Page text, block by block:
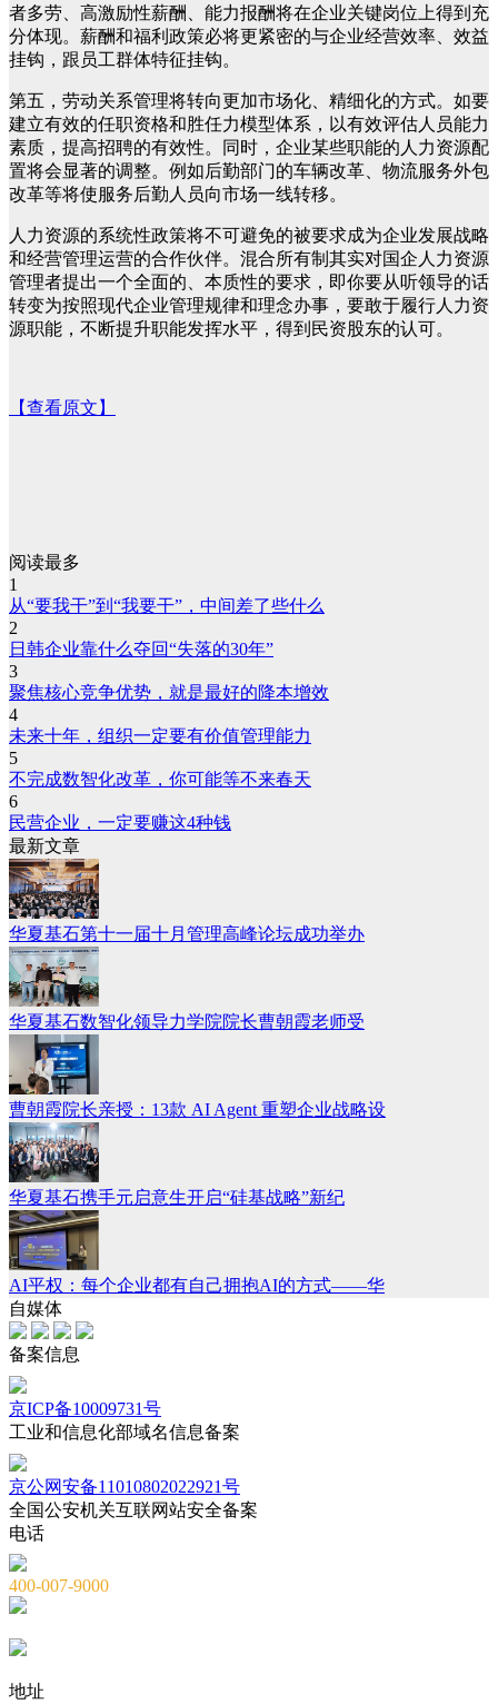
者多劳、高激励性薪酬、能力报酬将在企业关键岗位上得到充
分体现。薪酬和福利政策必将更紧密的与企业经营效率、效益
挂钩，跟员工群体特征挂钩。
第五，劳动关系管理将转向更加市场化、精细化的方式。如要
建立有效的任职资格和胜任力模型体系，以有效评估人员能力
素质，提高招聘的有效性。同时，企业某些职能的人力资源配
置将会显著的调整。例如后勤部门的车辆改革、物流服务外包
改革等将使服务后勤人员向市场一线转移。
人力资源的系统性政策将不可避免的被要求成为企业发展战略
和经营管理运营的合作伙伴。混合所有制其实对国企人力资源
管理者提出一个全面的、本质性的要求，即你要从听领导的话
转变为按照现代企业管理规律和理念办事，要敢于履行人力资
源职能，不断提升职能发挥水平，得到民资股东的认可。
【查看原文】
阅读最多
1
从“要我干”到“我要干”，中间差了些什么
2
日韩企业靠什么夺回“失落的30年”
3
聚焦核心竞争优势，就是最好的降本增效
4
未来十年，组织一定要有价值管理能力
5
不完成数智化改革，你可能等不来春天
6
民营企业，一定要赚这4种钱
最新文章
华夏基石第十一届十月管理高峰论坛成功举办
华夏基石数智化领导力学院院长曹朝霞老师受
曹朝霞院长亲授：13款 AI Agent 重塑企业战略设
华夏基石携手元启意生开启“硅基战略”新纪
AI平权：每个企业都有自己拥抱AI的方式——华
自媒体
备案信息
京ICP备10009731号
工业和信息化部域名信息备案
京公网安备11010802022921号
全国公安机关互联网站安全备案
电话
400-007-9000
地址